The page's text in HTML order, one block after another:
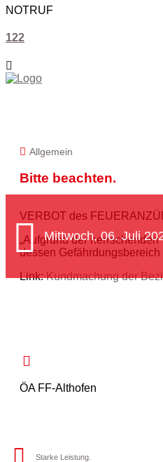
NOTRUF
122
Mittwoch, 06. Juli
Allgemein
Bitte beachten.
VERBOT des
„Aufgrund der
dessen
Link:Kundmachung der
ÖA FF-Althofen
Starke Leistung.